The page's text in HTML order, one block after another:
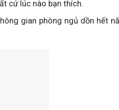
cứ lúc nào bạn thích.
gian phòng ngủ dồn hết